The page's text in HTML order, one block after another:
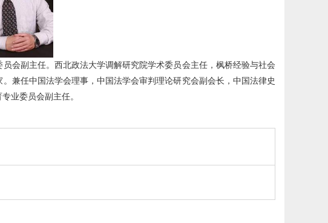
会副主任。西北政法大学调解研究院学术委员会主任，枫桥经验与社会
兼任中国法学会理事，中国法学会审判理论研究会副会长，中国法律史
业委员会副主任。